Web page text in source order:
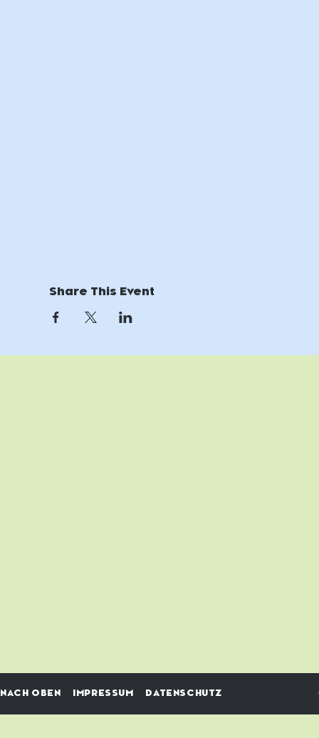
Share This Event
NACH OBEN IMPRESSUM DATENSCHUTZ